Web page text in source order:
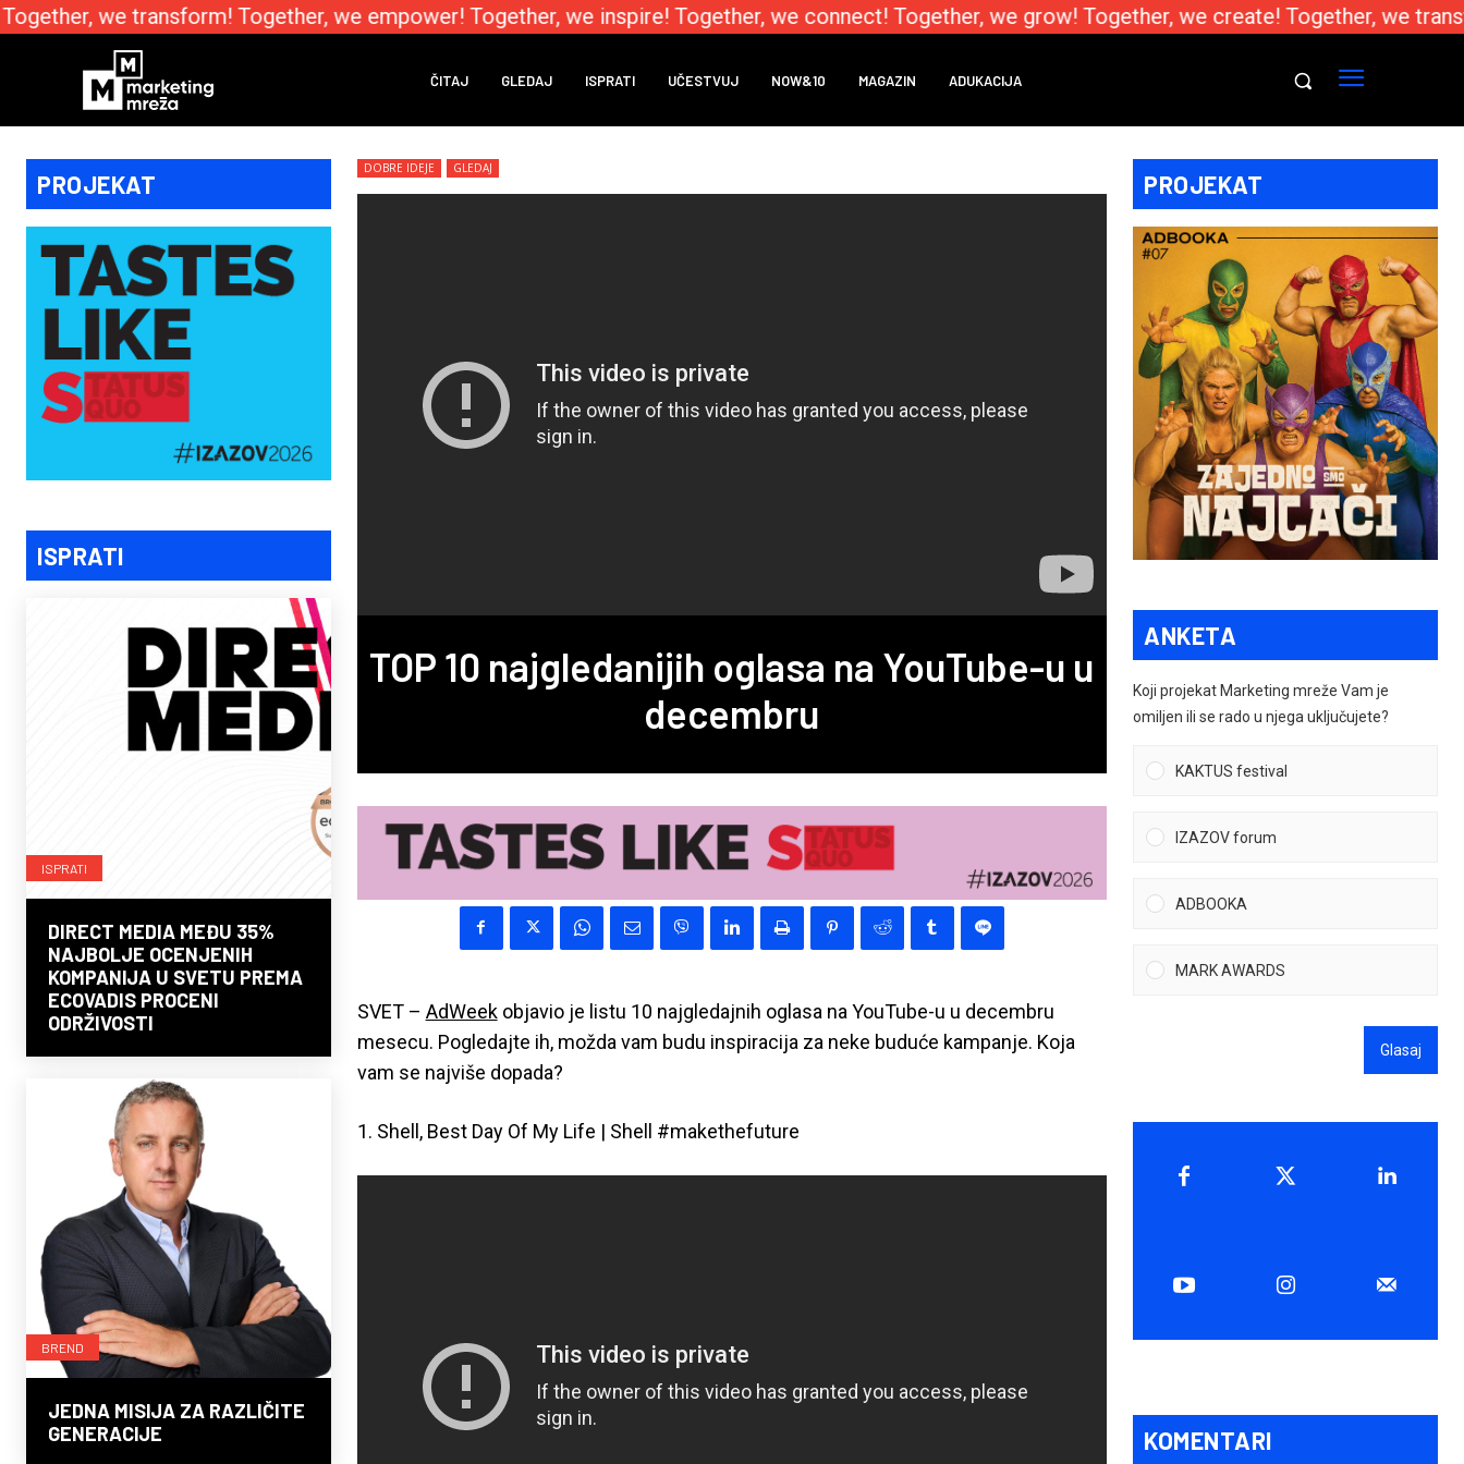
we transform! Together, we empower! Together, we inspire! Together, we connect! Together, we grow! Together, we create! Together, we
ČITAJ GLEDAJ ISPRATI UČESTVUJ NOW&10 MAGAZIN ADUKACIJA
PROJEKAT
ISPRATI
ISPRATI
DIRECT MEDIA MEĐU 35%
NAJBOLJE OCENJENIH
KOMPANIJA U SVETU PREMA
ECOVADIS PROCENI
ODRŽIVOSTI
BREND
JEDNA MISIJA ZA RAZLIČITE
GENERACIJE
DOBRE IDEJE GLEDAJ
TOP 10 najgledanijih oglasa na YouTube-u u
decembru
SVET – AdWeekobjavio je listu 10 najgledajnih oglasa na YouTube-u u decembru
mesecu. Pogledajte ih, možda vam budu inspiracija za neke buduće kampanje. Koja
vam se najviše dopada?
1. Shell, Best Day Of My Life | Shell #makethefuture
PROJEKAT
ANKETA
Koji projekat Marketing mreže Vam je
omiljen ili se rado u njega uključujete?
KAKTUS festival
IZAZOV forum
ADBOOKA
MARK AWARDS
Glasaj
KOMENTARI